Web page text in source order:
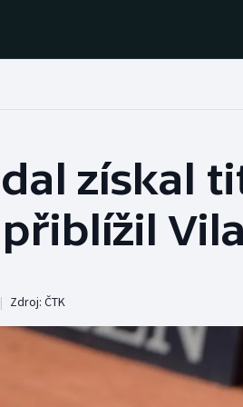
Baseball a softbal
Basketbal
Boby a skeleton
Box
získal
| Zdroj: ČTK